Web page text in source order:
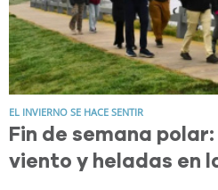
EL INVIERNO SE HACE SENTIR
Fin de semana
viento y heladas en